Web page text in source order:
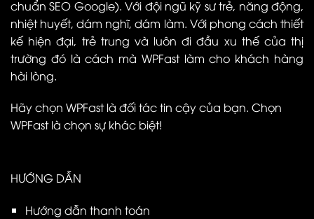
chuẩn SEO Google). Với đội ngũ kỹ sư trẻ, năng động,
nhiệt huyết, dám nghĩ, dám làm. Với phong cách thiết
kế hiện đại, trẻ trung và luôn đi đầu xu thế của thị
trường đó là cách mà WPFast làm cho khách hàng
hài lòng.
Hãy chọn WPFast là đối tác tin cậy của bạn. Chọn
WPFast là chọn sự khác biệt!
HƯỚNG DẪN
Hướng dẫn thanh toán